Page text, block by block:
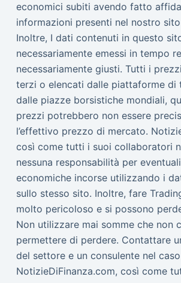
economici subiti avendo fatto
informazioni presenti nel nostro
Inoltre, I dati contenuti in questo
necessariamente emessi in tempo
necessariamente giusti. Tutti i
terzi o elencati dalle piattaforme di
dalle piazze borsistiche mondiali,
prezzi potrebbero non essere
l’effettivo prezzo di mercato.
così come tutti i suoi collaboratori
nessuna responsabilità per
economiche incorse utilizzando i
sullo stesso sito. Inoltre, fare
molto pericoloso e si possono
Non utilizzare mai somme che non
permettere di perdere. Contattare
del settore e un consulente nel
NotizieDiFinanza.com, così come